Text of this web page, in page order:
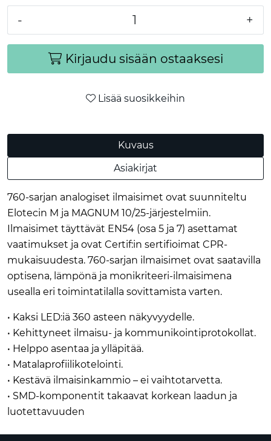
- +
Kirjaudu sisään ostaaksesi
Lisää suosikkeihin
Kuvaus
Asiakirjat
760-sarjan analogiset ilmaisimet ovat suunniteltu
Elotecin M ja MAGNUM 10/25-järjestelmiin.
Ilmaisimet täyttävät EN54 (osa 5 ja 7) asettamat
vaatimukset ja ovat Certif:in sertifioimat CPR-
mukaisuudesta. 760-sarjan ilmaisimet ovat saatavilla
optisena, lämpönä ja monikriteeri-ilmaisimena
usealla eri toimintatilalla sovittamista varten.
• Kaksi LED:iä 360 asteen näkyvyydelle.
• Kehittyneet ilmaisu- ja kommunikointiprotokollat.
• Helppo asentaa ja ylläpitää.
• Matalaprofiilikotelointi.
• Kestävä ilmaisinkammio – ei vaihtotarvetta.
• SMD-komponentit takaavat korkean laadun ja
luotettavuuden